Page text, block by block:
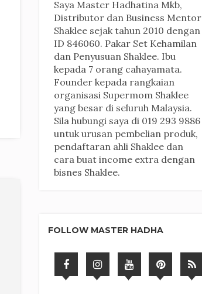
Saya Master Hadhatina Mkb,
Distributor dan Business Mentor
Shaklee sejak tahun 2010 dengan
ID 846060. Pakar Set Kehamilan
dan Penyusuan Shaklee. Ibu
kepada 7 orang cahayamata.
Founder kepada rangkaian
organisasi Supermom Shaklee
yang besar di seluruh Malaysia.
Sila hubungi saya di 019 293 9886
untuk urusan pembelian produk,
pendaftaran ahli Shaklee dan
cara buat income extra dengan
bisnes Shaklee.
FOLLOW MASTER HADHA